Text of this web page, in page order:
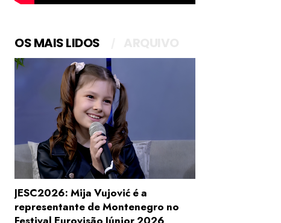
OS MAIS LIDOS
JESC2026: Mija Vujović é a
representante de Montenegro no